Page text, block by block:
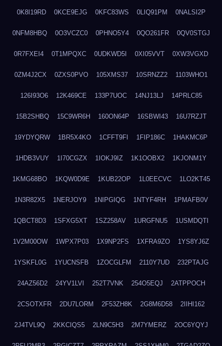
0K8I19RD 0KCE9EJG 0KFC83WS 0LIQ91PM 0NALSI2P
0NFM8HBQ 0O3VCZC0 0PHNO5Y4 0QO261FR 0QV0STGJ
0R7FXEI4 0T1MPQXC 0UDKWD5I 0XI05VVT 0XW3VGXD
0ZM4J2CX 0ZXS0PVO 105XMS37 10SRNZZ2 1103WHO1
126I93O6 12K469CE 133P7UOC 14NJ13LJ 14PRLC85
15B2SHBQ 15C9WR6H 160ON64P 16SBWI43 16U7RZJT
19YDYQRW 1BR5X4KO 1CFFT9FI 1FIP186C 1HAKMC6P
1HDB3VUY 1I70CGZX 1IOKJ9IZ 1K1OOBX2 1KJONM1Y
1KMG68BO 1KQW0D9E 1KUB22OP 1L0EECVC 1LO2KT45
1N3R82X5 1NERJOY9 1NIPGIQG 1NTYF4RH 1PMAFB0V
1QBCT8D3 1SFXG5XT 1SZ258AV 1URGFNU5 1USMDQTI
1V2M00OW 1WPX7P03 1X9NP2FS 1XFRA9ZO 1YS8YJ6Z
1YSKFL0G 1YUCNSFB 1ZOCGLFM 2110Y7UD 232PTAJG
24AZ56D2 24YV1LVI 252T7VNK 254O5EQJ 2ATPPOCH
2CSOTXFR 2DU7LORM 2F53ZH8K 2G8M6D58 2IIHI162
2J4TVL9Q 2KKCIQS5 2LN9C5H3 2M7YMERZ 2OC6YQYJ